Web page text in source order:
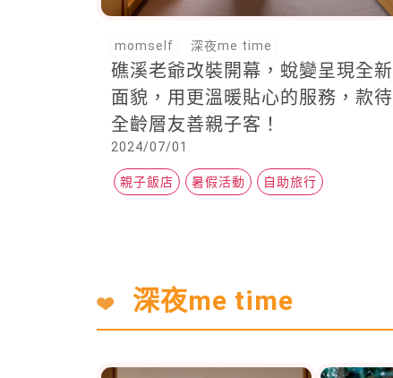
momself 深夜me time
礁溪老爺改裝開幕，蛻變呈現全新
面貌，用更溫暖貼心的服務，款待
全齡層友善親子客！
2024/07/01
親子飯店 暑假活動 自助旅行
深夜me time